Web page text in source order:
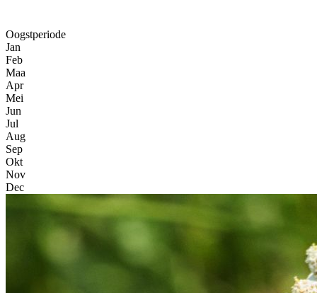
Oogstperiode
Jan
Feb
Maa
Apr
Mei
Jun
Jul
Aug
Sep
Okt
Nov
Dec